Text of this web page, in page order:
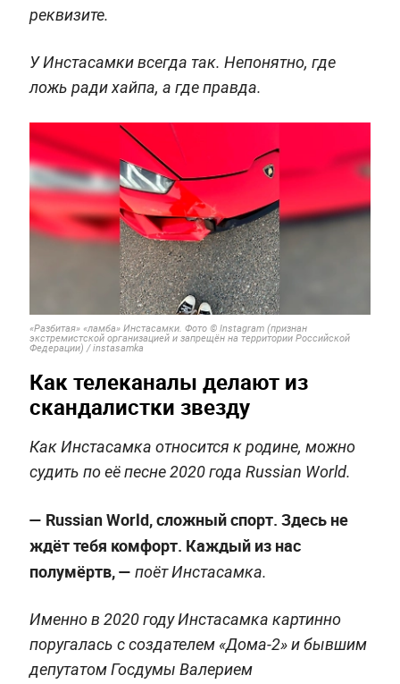
реквизите.
У Инстасамки всегда так. Непонятно, где
ложь ради хайпа, а где правда.
«Разбитая» «ламба»Инстасамки. Фото © Instagram (признан
экстремистской организацией и запрещён на территории Российской
Федерации) / instasamka
Как телеканалы делают из
скандалистки звезду
Как Инстасамка относится к родине, можно
судить по её песне 2020 года Russian World.
— Russian World, сложный спорт. Здесь не
ждёт тебя комфорт. Каждый из нас
полумёртв, — поёт Инстасамка.
Именно в 2020 году Инстасамка картинно
поругалась с создателем «Дома-2» и бывшим
депутатом Госдумы Валерием